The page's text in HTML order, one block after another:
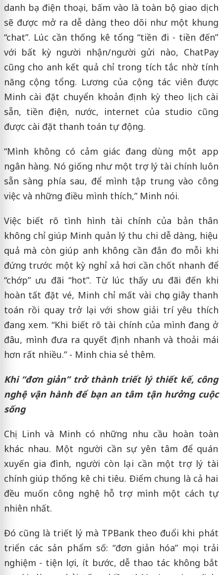
danh bạ điện thoại, bấm vào là toàn bộ giao dịch
sẽ được mở ra dễ dàng theo dõi như một khung
“chat”. Lúc cần thống kê tổng “tiền đi - tiền đến”
với bất kỳ người nhận/người gửi nào, ChatPay
cũng cho anh kết quả chỉ trong tích tắc nhờ tính
năng cộng tổng. Lương của cộng tác viên được
Minh cài đặt chuyển khoản định kỳ theo lịch cài
sẵn, tiền điện, nước, internet của studio cũng
được cài đặt thanh toán tự động.
“Mình không có cảm giác đang dùng một app
ngân hàng. Nó giống như một trợ lý tài chính luôn
sẵn sàng phía sau, để mình tập trung vào công
việc và những điều mình thích,” Minh nói.
Việc biết rõ tình hình tài chính của bản thân
không chỉ giúp Minh quản lý thu chi dễ dàng, hiệu
quả mà còn giúp anh không cần đắn đo mỗi khi
đứng trước một kỳ nghỉ xả hơi cần chốt nhanh để
“chớp” ưu đãi “hot”. Từ lúc thấy ưu đãi đến khi
hoàn tất đặt vé, Minh chỉ mất vài chục giây thanh
toán rồi quay trở lại với show giải trí yêu thích
đang xem. “Khi biết rõ tài chính của mình đang ở
đâu, mình đưa ra quyết định nhanh và thoải mái
hơn rất nhiều.” - Minh chia sẻ thêm.
Khi “đơn giản” trở thành triết lý thiết kế, công
nghệ vận hành để bạn an tâm tận hưởng cuộc
sống
Chị Linh và Minh có những nhu cầu hoàn toàn
khác nhau. Một người cần sự yên tâm để quán
xuyến gia đình, người còn lại cần một trợ lý tài
chính giúp thống kê chi tiêu. Điểm chung là cả hai
đều muốn công nghệ hỗ trợ mình một cách tự
nhiên nhất.
Đó cũng là triết lý mà TPBank theo đuổi khi phát
triển các sản phẩm số: “đơn giản hóa” mọi trải
nghiệm - tiện lợi, ít bước, dễ thao tác không bắt